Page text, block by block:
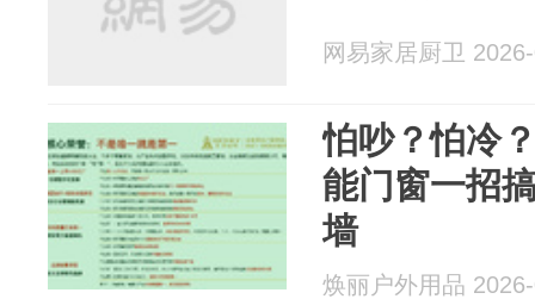
网易家居厨卫
怕吵？怕冷
能门窗一招
墙
焕丽户外用品